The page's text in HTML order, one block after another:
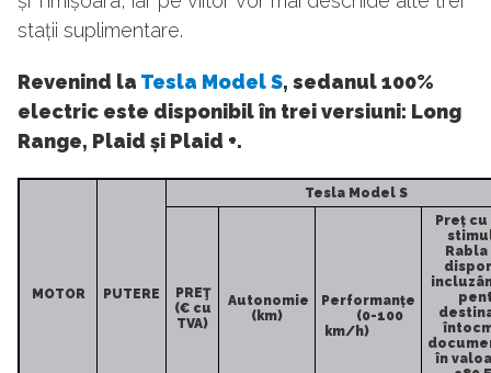
stații suplimentare.
Revenind la Tesla Model S, sedanul 100%
electric este disponibil în trei versiuni: Long
Range, Plaid și Plaid +.
MOTOR PUTERE
Tesla Model S
PREŢ
(€ cu
TVA)
Autonomie
(km)
Performanțe
(0-100
km/h)
Preț cu
în